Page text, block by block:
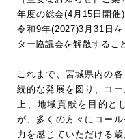
年度の総会(4月15日開催
令和9年(2027)3月31日
ター協議会を解散するこ
これまで、宮城県内の
続的な発展を図り、コ
上、地域貢献を目的と
が、多くの方々にコー
力を感じていただける